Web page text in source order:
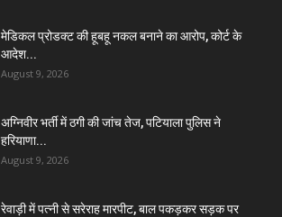
मेडिकल प्रोडक्ट की हूबहू नकल बनाने का आरोप, कोर्ट के
आदेश...
August 9, 2026
अग्निवीर भर्ती में ठगी की जांच तेज, पटियाला पुलिस ने
हरियाणा...
August 9, 2026
रेवाड़ी में पत्नी से सरेराह मारपीट, बाल पकड़कर सड़क पर